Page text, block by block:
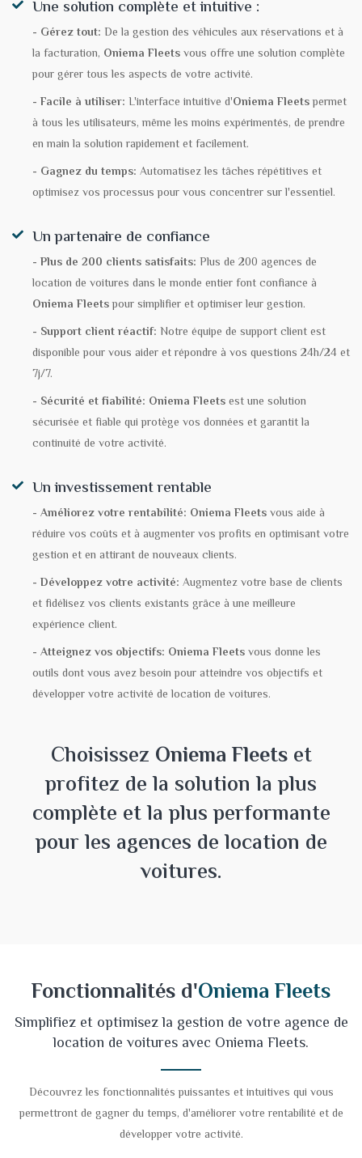
Une solution complète et intuitive :
- Gérez tout: De la gestion des véhicules aux réservations et à
la facturation, Oniema Fleetsvous offre une solution complète
pour gérer tous les aspects de votre activité.
- Facile à utiliser: L'interface intuitive d'Oniema Fleetspermet
à tous les utilisateurs, même les moins expérimentés, de prendre
en main la solution rapidement et facilement.
- Gagnez du temps: Automatisez les tâches répétitives et
optimisez vos processus pour vous concentrer sur l'essentiel.
Un partenaire de confiance
- Plus de 200 clients satisfaits: Plus de 200 agences de
location de voitures dans le monde entier font confiance à
Oniema Fleetspour simplifier et optimiser leur gestion.
- Support client réactif: Notre équipe de support client est
disponible pour vous aider et répondre à vos questions 24h/24 et
7j/7.
- Sécurité et fiabilité: Oniema Fleetsest une solution
sécurisée et fiable qui protège vos données et garantit la
continuité de votre activité.
Un investissement rentable
- Améliorez votre rentabilité: Oniema Fleetsvous aide à
réduire vos coûts et à augmenter vos profits en optimisant votre
gestion et en attirant de nouveaux clients.
- Développez votre activité: Augmentez votre base de clients
et fidélisez vos clients existants grâce à une meilleure
expérience client.
- Atteignez vos objectifs: Oniema Fleetsvous donne les
outils dont vous avez besoin pour atteindre vos objectifs et
développer votre activité de location de voitures.
Choisissez Oniema Fleetset
profitez de la solution la plus
complète et la plus performante
pour les agences de location de
voitures.
Fonctionnalités d'Oniema Fleets
Simplifiez et optimisez la gestion de votre agence de
location de voitures avec Oniema Fleets.
Découvrez les fonctionnalités puissantes et intuitives qui vous
permettront de gagner du temps, d'améliorer votre rentabilité et de
développer votre activité.